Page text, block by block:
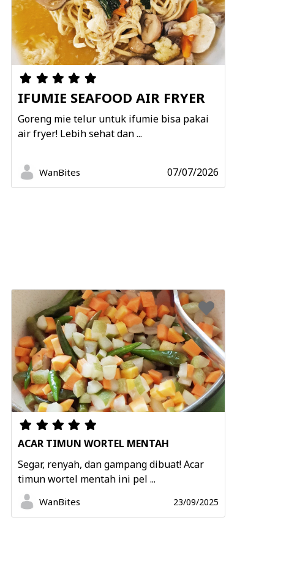
IFUMIE SEAFOOD AIR FRYER
Goreng mie telur untuk ifumie bisa pakai
air fryer! Lebih sehat dan ...
WanBites 07/07/2026
ACAR TIMUN WORTEL MENTAH
Segar, renyah, dan gampang dibuat! Acar
timun wortel mentah ini pel ...
WanBites 23/09/2025